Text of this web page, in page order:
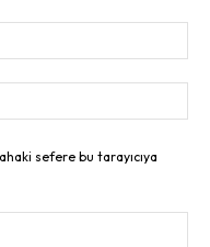
sefere bu tarayıcıya